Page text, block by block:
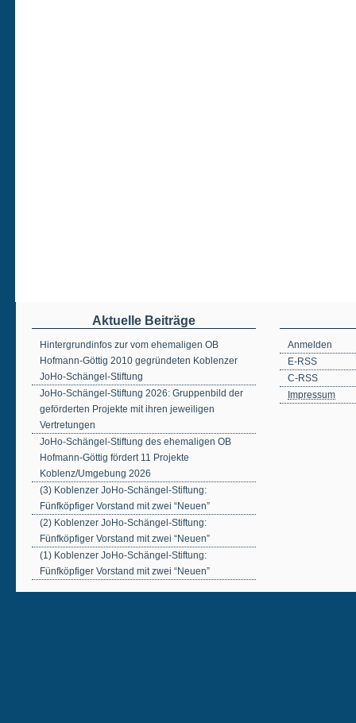
Aktuelle Beiträge
Hintergrundinfos zur vom ehemaligen OB
Hofmann-Göttig 2010 gegründeten Koblenzer
JoHo-Schängel-Stiftung
JoHo-Schängel-Stiftung 2026: Gruppenbild der
geförderten Projekte mit ihren jeweiligen
Vertretungen
JoHo-Schängel-Stiftung des ehemaligen OB
Hofmann-Göttig fördert 11 Projekte
Koblenz/Umgebung 2026
(3) Koblenzer JoHo-Schängel-Stiftung:
Fünfköpfiger Vorstand mit zwei “Neuen”
(2) Koblenzer JoHo-Schängel-Stiftung:
Fünfköpfiger Vorstand mit zwei “Neuen”
(1) Koblenzer JoHo-Schängel-Stiftung:
Fünfköpfiger Vorstand mit zwei “Neuen”
Anmelden
E-RSS
C-RSS
Impressum